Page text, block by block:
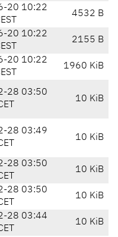
20 10:22
4532 B
20 10:22
2155 B
20 10:22
1960 KiB
28 03:50
10 KiB
28 03:49
10 KiB
28 03:50
10 KiB
28 03:50
10 KiB
28 03:44
10 KiB